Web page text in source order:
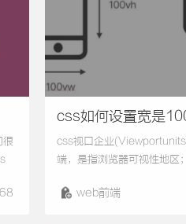
很
68
css如何设置宽是
css视口企业
端，是指浏览器可视性地区
VisualViewport（视觉效
web前端